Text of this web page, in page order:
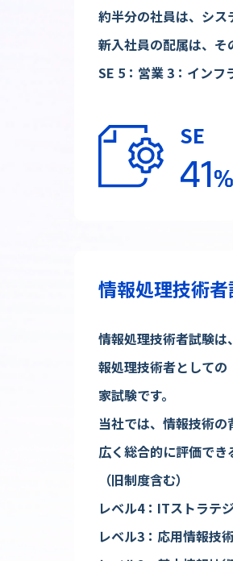
約半分の社員は、シス
新入社員の配属は、そ
SE 5：営業 3：インフ
SE
41%
情報処理技術
情報処理技術者試験
報処理技術者として
家試験です。
当社では、情報技術
広く総合的に評価でき
（旧制度含む）
レベル4： ITストラテ
レベル3： 応用情報技